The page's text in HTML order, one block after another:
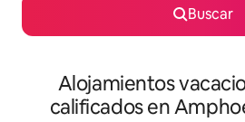
Buscar
Alojamientos
calificados en